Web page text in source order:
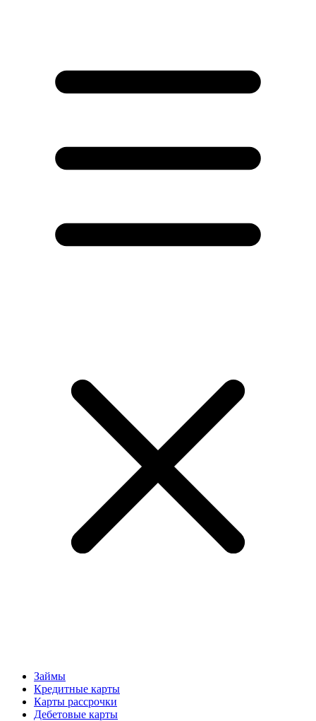
Займы
Кредитные карты
Карты рассрочки
Дебетовые карты